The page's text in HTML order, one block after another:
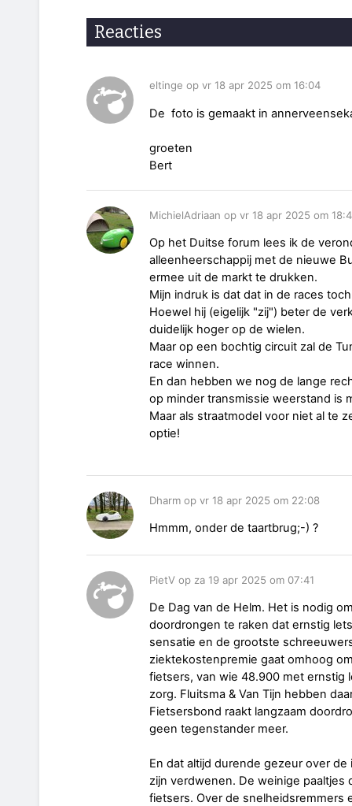
Reacties
eltinge op vr 18 apr 2025 om 16:04
De foto is gemaakt in
groeten
Bert
MichielAdriaan op vr 18 apr 2025 om
Op het Duitse forum lees ik de
alleenheerschappij met de nieuwe
ermee uit de markt te drukken.
Mijn indruk is dat dat in de races
Hoewel hij (eigelijk "zij") beter de
duidelijk hoger op de wielen.
Maar op een bochtig circuit zal de
race winnen.
En dan hebben we nog de lange
op minder transmissie weerstand is
Maar als straatmodel voor niet al te
optie!
Dharm op vr 18 apr 2025 om 22:08
Hmmm, onder de taartbrug;-) ?
PietV op za 19 apr 2025 om 07:41
De Dag van de Helm. Het is nodig
doordrongen te raken dat ernstig
sensatie en de grootste
ziektekostenpremie gaat omhoog
fietsers, van wie 48.900 met ernstig
zorg. Fluitsma & Van Tijn hebben
Fietsersbond raakt langzaam
geen tegenstander meer.
En dat altijd durende gezeur over
zijn verdwenen. De weinige paaltjes
fietsers. Over de snelheidsremmers